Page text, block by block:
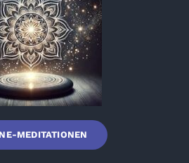
MEDITATIONEN